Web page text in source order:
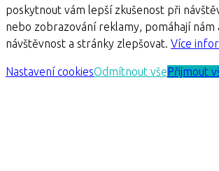
poskytnout vám lepší zkušenost při
nebo zobrazování reklamy, pomáhají nám
návštěvnost a stránky zlepšovat. Více
Nastavení cookiesOdmítnout všePřijmout